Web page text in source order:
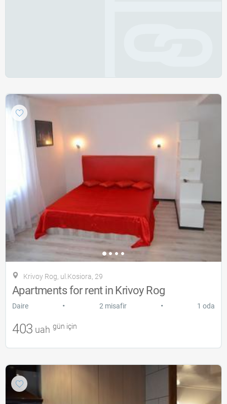
Krivoy Rog, ul.Kosiora, 29
Apartments for rent in Krivoy Rog
Daire • 2 misafir • 1 oda
403 uah gün için